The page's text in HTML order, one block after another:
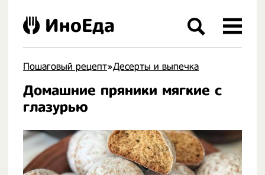
Пошаговый рецепт»Десерты и выпечка
Домашние пряники мягкие с
глазурью
ИноЕда